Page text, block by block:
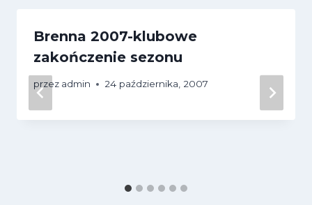
Brenna 2007-klubowe
zakończenie sezonu
przez admin 24 października, 2007